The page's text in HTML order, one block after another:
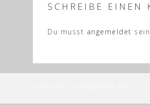
SCHREIBE EINEN
Du musst angemeldet